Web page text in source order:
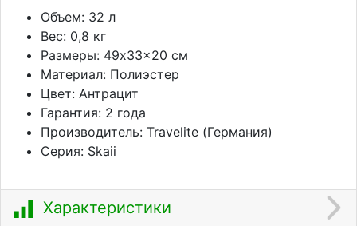
Объем: 32 л
Вес: 0,8 кг
Размеры: 49x33x20 см
Материал: Полиэстер
Цвет: Антрацит
Гарантия: 2 года
Производитель: Travelite (Германия)
Серия: Skaii
Характеристики